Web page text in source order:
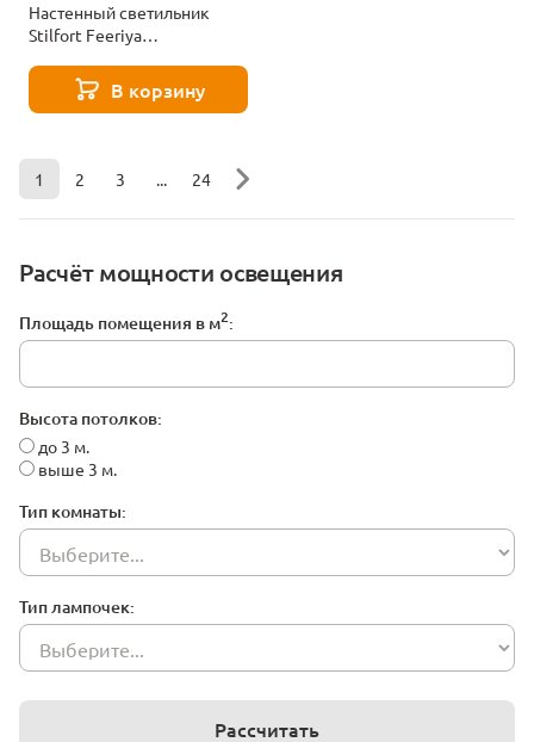
Расчёт мощности освещения
Площадь помещения в м2:
Высота потолков:
до 3 м.
выше 3 м.
Тип комнаты:
Тип лампочек:
Рассчитать
Настенный светильник
Stilfort Feeriya
В корзину
1 2 3 24